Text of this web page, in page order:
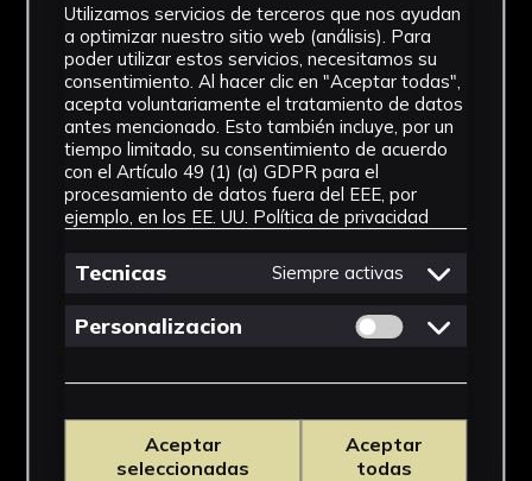
Utilizamos servicios de terceros que nos ayudan
a optimizar nuestro sitio web (análisis). Para
poder utilizar estos servicios, necesitamos su
consentimiento. Al hacer clic en "Aceptar todas",
acepta voluntariamente el tratamiento de datos
antes mencionado. Esto también incluye, por un
tiempo limitado, su consentimiento de acuerdo
con el Artículo 49 (1) (a) GDPR para el
procesamiento de datos fuera del EEE, por
ejemplo, en los EE. UU. Política de privacidad
Tecnicas Siempre activas
Personalizacion Permitir cookies
Aceptar
seleccionadas
Aceptar
todas